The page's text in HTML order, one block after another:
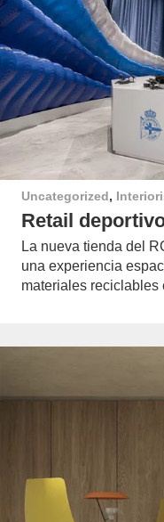
Uncategorized,
Retail
La nueva tienda del
una experiencia
materiales